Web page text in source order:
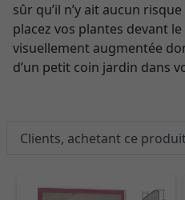
sûr qu’il n’y ait aucun
placez vos plantes devant
visuellement augmentée
d’un petit coin jardin dans
Clients, achetant ce